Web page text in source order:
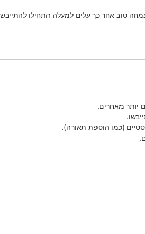
טוב אחר כך עלים למעלה התחילו
יותר מאחרים.
(כמו הוספת תאורה).